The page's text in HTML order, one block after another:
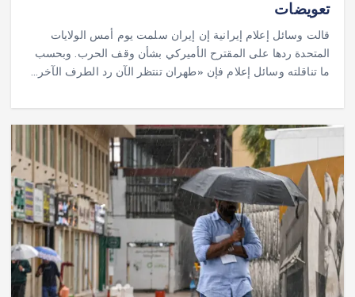
تعويضات
قالت وسائل إعلام إيرانية إن إيران سلمت يوم أمس الولايات
المتحدة ردها على المقترح الأميركي بشأن وقف الحرب. وبحسب
ما تناقلته وسائل إعلام فإن «طهران تنتظر الآن رد الطرف الآخر…